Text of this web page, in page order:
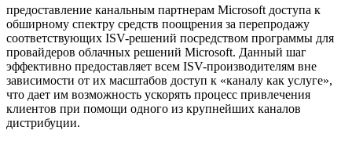
предоставление канальным партнерам Microsoft доступа к
обширному спектру средств поощрения за перепродажу
соответствующих ISV-решений посредством программы для
провайдеров облачных решений Microsoft. Данный шаг
эффективно предоставляет всем ISV-производителям вне
зависимости от их масштабов доступ к «каналу как услуге»,
что дает им возможность ускорять процесс привлечения
клиентов при помощи одного из крупнейших каналов
дистрибуции.